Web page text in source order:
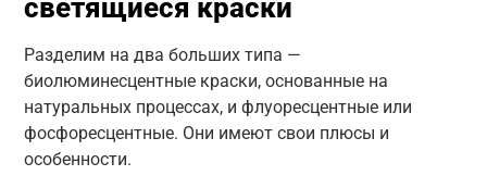
светящиеся краски
Разделим на два больших типа —
биолюминесцентные краски, основанные на
натуральных процессах, и флуоресцентные или
фосфоресцентные. Они имеют свои плюсы и
особенности.